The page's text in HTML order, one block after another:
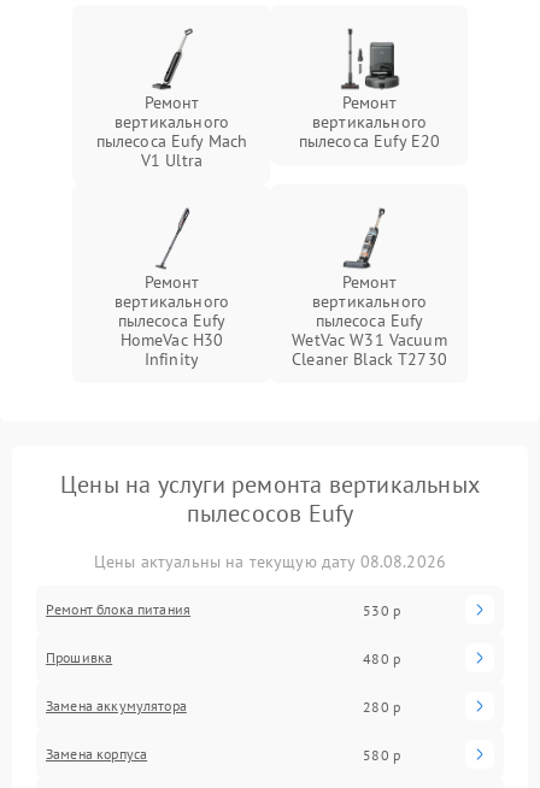
Ремонт
вертикального
пылесоса Eufy Mach
V1 Ultra
Ремонт
вертикального
пылесоса Eufy E20
Ремонт
вертикального
пылесоса Eufy
HomeVac H30
Infinity
Ремонт
вертикального
пылесоса Eufy
WetVac W31 Vacuum
Cleaner Black T2730
Цены на услуги ремонта вертикальных
пылесосов Eufy
Цены актуальны на текущую дату 08.08.2026
Ремонт блока питания 530 р
Прошивка 480 р
Замена аккумулятора 280 р
Замена корпуса 580 р